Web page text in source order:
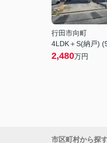
行田市向町
4LDK＋S(納戸)
2,480万円
市区町村から探